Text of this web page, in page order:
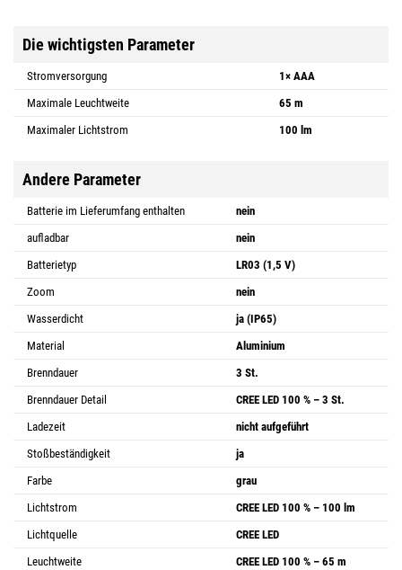
Die wichtigsten Parameter
Stromversorgung
1× AAA
Maximale Leuchtweite
65 m
Maximaler Lichtstrom
100 lm
Andere Parameter
Batterie im Lieferumfang enthalten
nein
aufladbar
nein
Batterietyp
LR03 (1,5 V)
Zoom
nein
Wasserdicht
ja (IP65)
Material
Aluminium
Brenndauer
3 St.
Brenndauer Detail
CREE LED 100 % – 3 St.
Ladezeit
nicht aufgeführt
Stoßbeständigkeit
ja
Farbe
grau
Lichtstrom
CREE LED 100 % – 100 lm
Lichtquelle
CREE LED
Leuchtweite
CREE LED 100 % – 65 m